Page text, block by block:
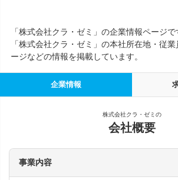
「株式会社クラ・ゼミ」の企業情報ページで
「株式会社クラ・ゼミ」の本社所在地・従
ージなどの情報を掲載しています。
企業情報
株式会社クラ・ゼミの
会社概要
事業内容